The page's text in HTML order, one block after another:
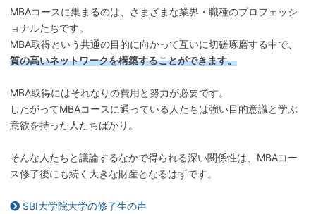
MBAコースに集まるのは、さまざまな業界・職種のプロフェッシ
ョナルたちです。
MBA取得という共通の目的に向かって互いに切磋琢磨する中で、
質の高いネットワークを構築することができます。
MBA取得にはそれなりの費用と努力が必要です。
したがってMBAコースに通っている人たちは強い目的意識と学ぶ
意欲を持った人たちばかり。
そんな人たちと議論するなかで得られる深い関係性は、MBAコー
ス修了後にも続く大きな財産となるはずです。
SBI大学院大学の修了生の声